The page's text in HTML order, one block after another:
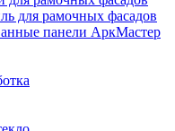
для рамочных фасадов
панели АркМастер